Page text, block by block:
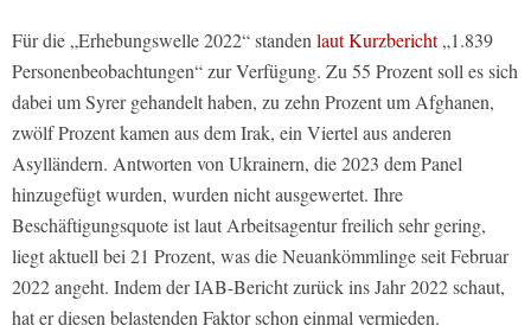
Für die „Erhebungswelle 2022“ standenlaut Kurzbericht„1.839
Personenbeobachtungen“ zur Verfügung. Zu 55 Prozent soll es sich
dabei um Syrer gehandelt haben, zu zehn Prozent um Afghanen,
zwölf Prozent kamen aus dem Irak, ein Viertel aus anderen
Asylländern. Antworten von Ukrainern, die 2023 dem Panel
hinzugefügt wurden, wurden nicht ausgewertet. Ihre
Beschäftigungsquote ist laut Arbeitsagentur freilich sehr gering,
liegt aktuell bei 21 Prozent, was die Neuankömmlinge seit Februar
2022 angeht. Indem der IAB-Bericht zurück ins Jahr 2022 schaut,
hat er diesen belastenden Faktor schon einmal vermieden.